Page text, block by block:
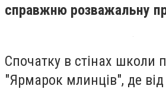
справжню розважальну
Спочатку в стінах школи
"Ярмарок млинців", де